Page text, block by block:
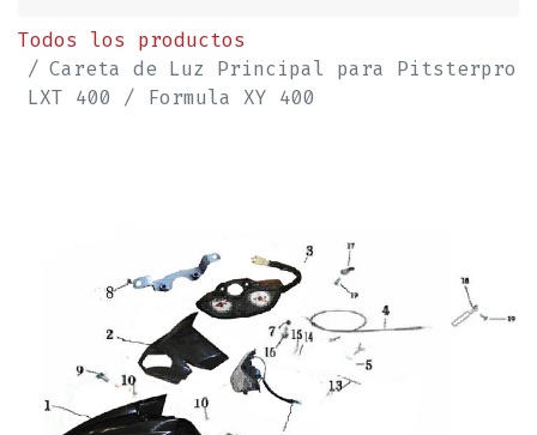
Todos los productos
Careta de Luz Principal para Pitsterpro
LXT 400 / Formula XY 400